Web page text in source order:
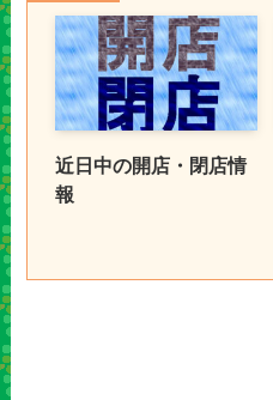
近日中の開店・閉店情
報